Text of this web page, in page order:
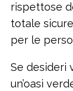
rispettose
totale
per le
Se desideri
un’oasi